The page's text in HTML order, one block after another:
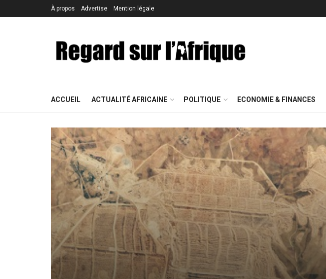
À propos Advertise Mention légale
ACCUEIL ACTUALITÉ AFRICAINE POLITIQUE ECONOMIE & FINANCES